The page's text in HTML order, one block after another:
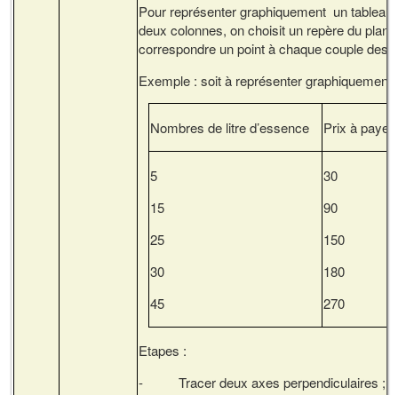
Pour représenter graphiquement un tableau
deux colonnes, on choisit un repère du plan
correspondre un point à chaque couple des
Exemple : soit à représenter graphiquement
Nombres de litre d’essence Prix à payer
5
15
25
30
45
30
90
150
180
270
Etapes :
- Tracer deux axes perpendiculaires ;